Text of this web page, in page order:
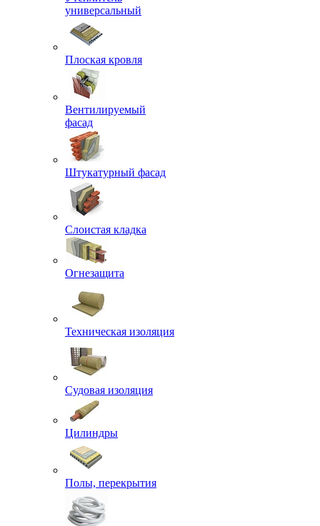
универсальный
Плоская кровля
Вентилируемый
фасад
Штукатурный фасад
Слоистая кладка
Огнезащита
Техническая изоляция
Судовая изоляция
Цилиндры
Полы, перекрытия